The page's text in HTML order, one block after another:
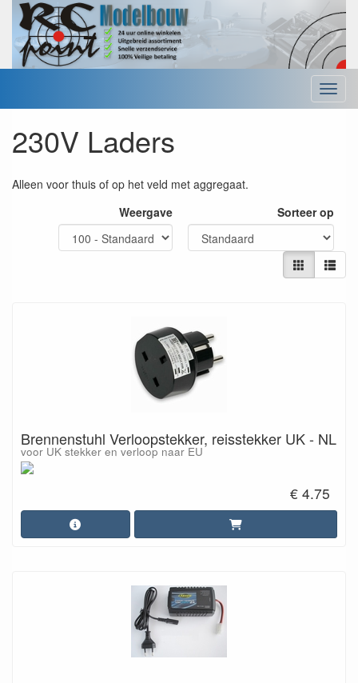
Menu
230V Laders
Alleen voor thuis of op het veld met aggregaat.
Weergave
Sorteer op
Brennenstuhl Verloopstekker, reisstekker UK - NL
voor UK stekker en verloop naar EU
€ 4.75